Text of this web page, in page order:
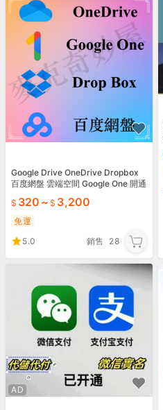
Google Drive OneDrive Dropbox
百度網盤 雲端空間 Google One 開通
320 ~ 3,200
免運
5.0
銷售 28
AD